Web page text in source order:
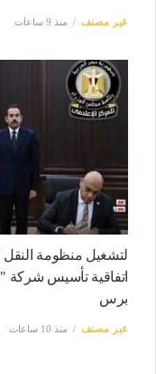
غير مصنف منذ 9 ساعات
لتشغيل منظومة النقل
اتفاقية تأسيس شركة
برس
غير مصنف منذ 10 ساعات